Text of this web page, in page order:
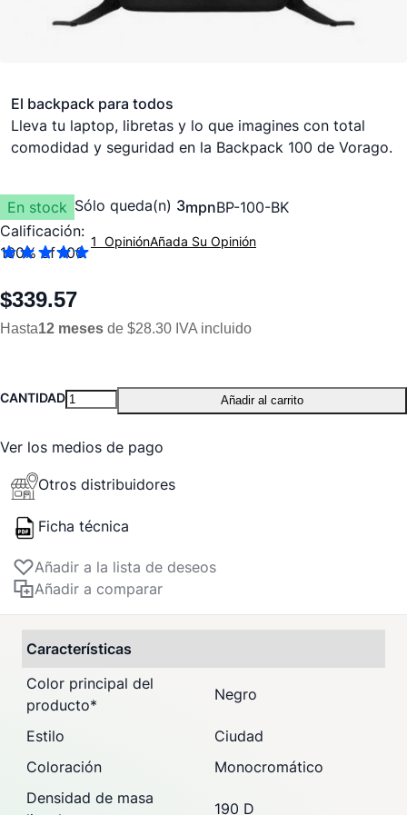
El backpack para todos
Lleva tu laptop, libretas y lo que imagines con total
comodidad y seguridad en la Backpack 100 de Vorago.
En stock Sólo queda(n) 3mpnBP-100-BK
Calificación:
100% of100
1 OpiniónAñada Su Opinión
$339.57
Hasta12 meses de $28.30 IVA incluido
CANTIDAD Añadir al carrito
Ver los medios de pago
Otros distribuidores
Ficha técnica
Añadir a la lista de deseos
Añadir a comparar
Características
Color principal del
producto*
Negro
Estilo
Ciudad
Coloración
Monocromático
Densidad de masa
190 D